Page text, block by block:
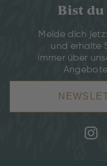
Bist du
Melde dich
und erhalte
immer über